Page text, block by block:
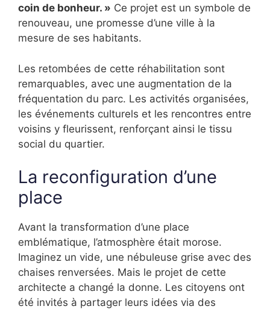
coin de bonheur. » Ce projet est un symbole de
renouveau, une promesse d’une ville à la
mesure de ses habitants.
Les retombées de cette réhabilitation sont
remarquables, avec une augmentation de la
fréquentation du parc. Les activités organisées,
les événements culturels et les rencontres entre
voisins y fleurissent, renforçant ainsi le tissu
social du quartier.
La reconfiguration d’une
place
Avant la transformation d’une place
emblématique, l’atmosphère était morose.
Imaginez un vide, une nébuleuse grise avec des
chaises renversées. Mais le projet de cette
architecte a changé la donne. Les citoyens ont
été invités à partager leurs idées via des